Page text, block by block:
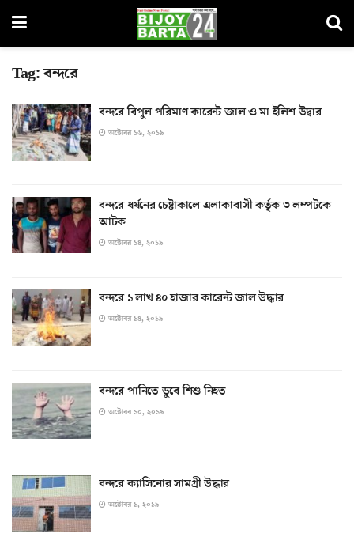
Tag:বন্দরে
বন্দরে বিপুল পরিমাণ কারেন্ট জাল ও মা ইলিশ উদ্বার
অক্টোবর ১৬, ২০১৯
বন্দরে ধর্ষনের চেষ্টাকালে এলাকাবাসী কর্তৃক ৩ লম্পটকে
আটক
অক্টোবর ১৪, ২০১৯
বন্দরে ১ লাখ ৪০ হাজার কারেন্ট জাল উদ্ধার
অক্টোবর ১৪, ২০১৯
বন্দরে পানিতে ডুবে শিশু নিহত
অক্টোবর ১০, ২০১৯
বন্দরে ক্যাসিনোর সামগ্রী উদ্ধার
অক্টোবর ১, ২০১৯